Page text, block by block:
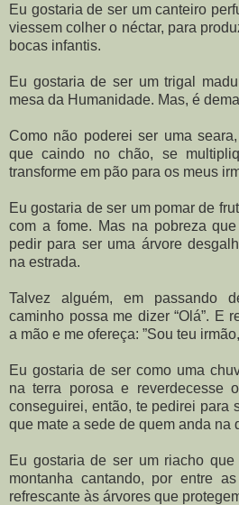
Eu gostaria de ser um canteiro
viessem colher o néctar, para
bocas infantis.
Eu gostaria de ser um trigal
mesa da Humanidade. Mas, é
Como não poderei ser uma
que caindo no chão, se
transforme em pão para os meus
Eu gostaria de ser um pomar de
com a fome. Mas na pobreza
pedir para ser uma árvore
na estrada.
Talvez alguém, em passando
caminho possa me dizer “Olá”. E
a mão e me ofereça: ”Sou teu
Eu gostaria de ser como uma
na terra porosa e reverdecesse
conseguirei, então, te pedirei para
que mate a sede de quem anda na
Eu gostaria de ser um riacho
montanha cantando, por entre
refrescante às árvores que